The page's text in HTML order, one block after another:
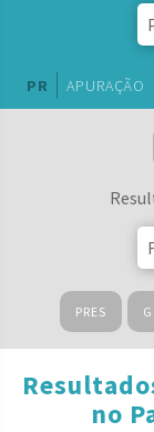
PR APURAÇÃO
PRES
no